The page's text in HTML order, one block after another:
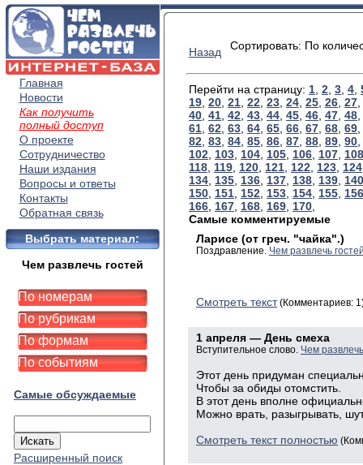
Главная
Новости
Как получить
полный доступ
О проекте
Сотрудничество
Наши издания
Вопросы и ответы
Контакты
Обратная связь
Выбрать материал:
Чем развлечь гостей
По номерам
По рубрикам
По формам
По событиям
Самые обсуждаемые
Расширенный поиск
Назад Сортировать: По
Перейти на страницу: 1 2 3 4
19 20 21 22 23 24 25 26 27
40 41 42 43 44 45 46 47 48
61 62 63 64 65 66 67 68 69
82 83 84 85 86 87 88 89 90
102 103 104 105 106 107 108
118 119 120 121 122 123 124
134 135 136 137 138 139 140
150 151 152 153 154 155 156
166 167 168 169 170
Самые комментируемые
Ларисе (от греч. "чайка".)
Поздравление. Чем развлечь
Смотреть текст(Комментариев:
1 апреля — День смеха
Вступительное слово. Чем
Этотдень придуман
Чтобы за обиды отомстить.
В этот день вполне
Можно врать, разыгрывать,
Смотреть текст полностью